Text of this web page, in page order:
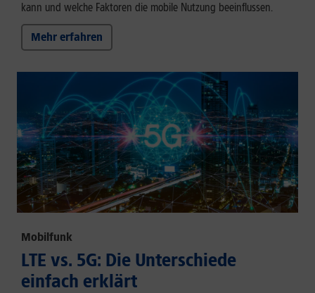
kann und welche Faktoren die mobile Nutzung beeinflussen.
Mehr erfahren
Mobilfunk
LTE vs. 5G: Die Unterschiede
einfach erklärt